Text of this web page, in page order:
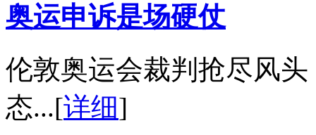
奥运申诉是场硬仗
伦敦奥运会裁判抢尽风
态...[详细]